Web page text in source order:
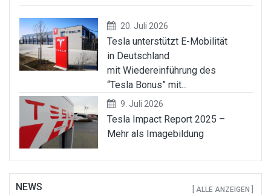
20. Juli 2026
Tesla unterstützt E-Mobilität
in Deutschland
mit Wiedereinführung des
“Tesla Bonus” mit...
9. Juli 2026
Tesla Impact Report 2025 –
Mehr als Imagebildung
NEWS [ ALLE ANZEIGEN ]